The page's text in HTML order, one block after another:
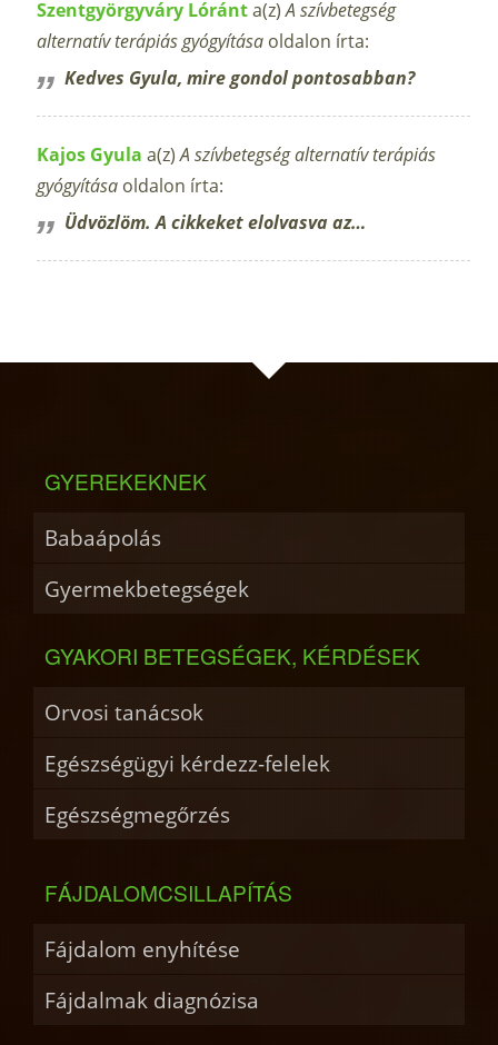
Szentgyörgyváry Lóránta(z)A szívbetegség
alternatív terápiás gyógyítása oldalon írta:
Kedves Gyula, mire gondol pontosabban?
Kajos Gyula a(z)A szívbetegség alternatív terápiás
gyógyítása oldalon írta:
Üdvözlöm. A cikkeket elolvasva az…
GYEREKEKNEK
Babaápolás
Gyermekbetegségek
GYAKORI BETEGSÉGEK, KÉRDÉSEK
Orvosi tanácsok
Egészségügyi kérdezz-felelek
Egészségmegőrzés
FÁJDALOMCSILLAPÍTÁS
Fájdalom enyhítése
Fájdalmak diagnózisa